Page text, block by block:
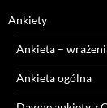
Ankiety
Ankieta –
Ankieta ogólna